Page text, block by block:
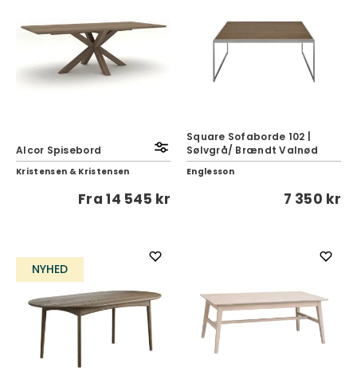
Alcor Spisebord
Kristensen & Kristensen
Fra14 545 kr
Square Sofaborde 102 |
Sølvgrå/ Brændt Valnød
Englesson
7 350 kr
NYHED